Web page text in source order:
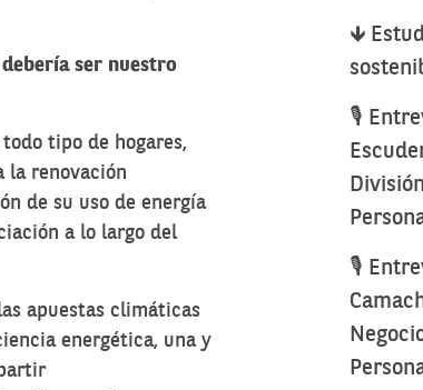
ser nuestro
tipo de hogares,
la renovación
de su uso de energía
a lo largo del
apuestas climáticas
energética, una y
🡻
🎙️
🎙️